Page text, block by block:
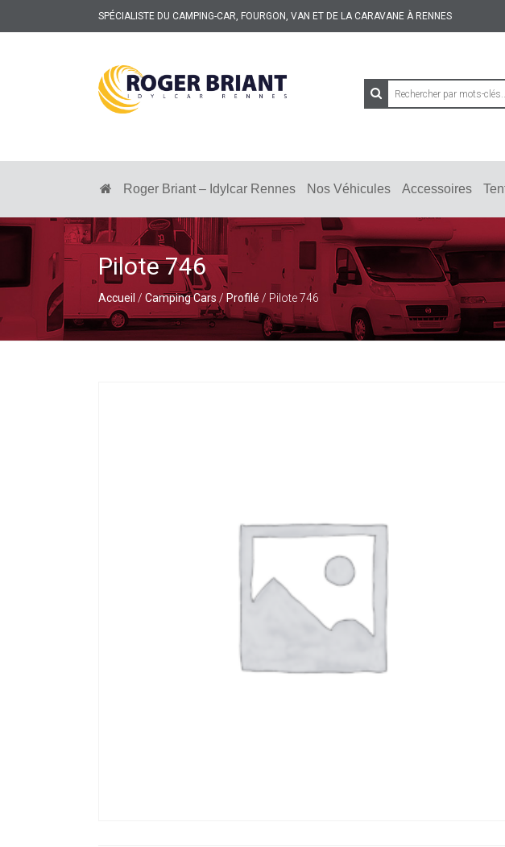
SPÉCIALISTE DU CAMPING-CAR, FOURGON, VAN ET DE LA CARAVANE À RENNES
ROGER
BRIANT
DU
CAR
DE
LA
CARAVANE
À
RENNES
Roger Briant – Idylcar Rennes Nos Véhicules Accessoires
Pilote 746
Accueil / Camping Cars / Profilé / Pilote 746